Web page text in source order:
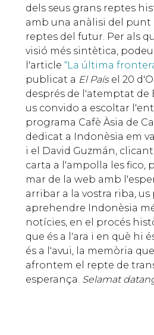
dels seus grans reptes
amb una anàlisi del punt
reptes del futur. Per als
visió més sintètica,
l'article “La última
publicat a El Paísel 20
després de l'atemptat de
us convido a escoltar
programa Cafè Àsia de
dedicat a Indonèsia em
i el David Guzmán, clicant
carta a l'ampolla les fico,
mar de la web amb
arribar a la vostra riba,
aprehendre Indonèsia
notícies, en el procés
que és a l'ara i en què hi
és a l'avui, la memòria
afrontem el repte de
esperança. Selamat